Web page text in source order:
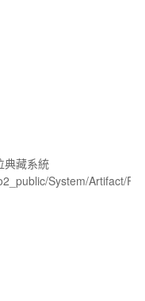
典藏系統
System/Artifact/